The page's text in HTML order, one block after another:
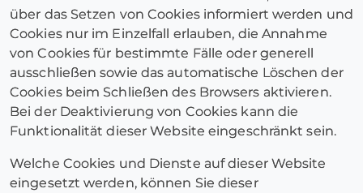
über das Setzen von Cookies informiert werden und
Cookies nur im Einzelfall erlauben, die Annahme
von Cookies für bestimmte Fälle oder generell
ausschließen sowie das automatische Löschen der
Cookies beim Schließen des Browsers aktivieren.
Bei der Deaktivierung von Cookies kann die
Funktionalität dieser Website eingeschränkt sein.
Welche Cookies und Dienste auf dieser Website
eingesetzt werden, können Sie dieser